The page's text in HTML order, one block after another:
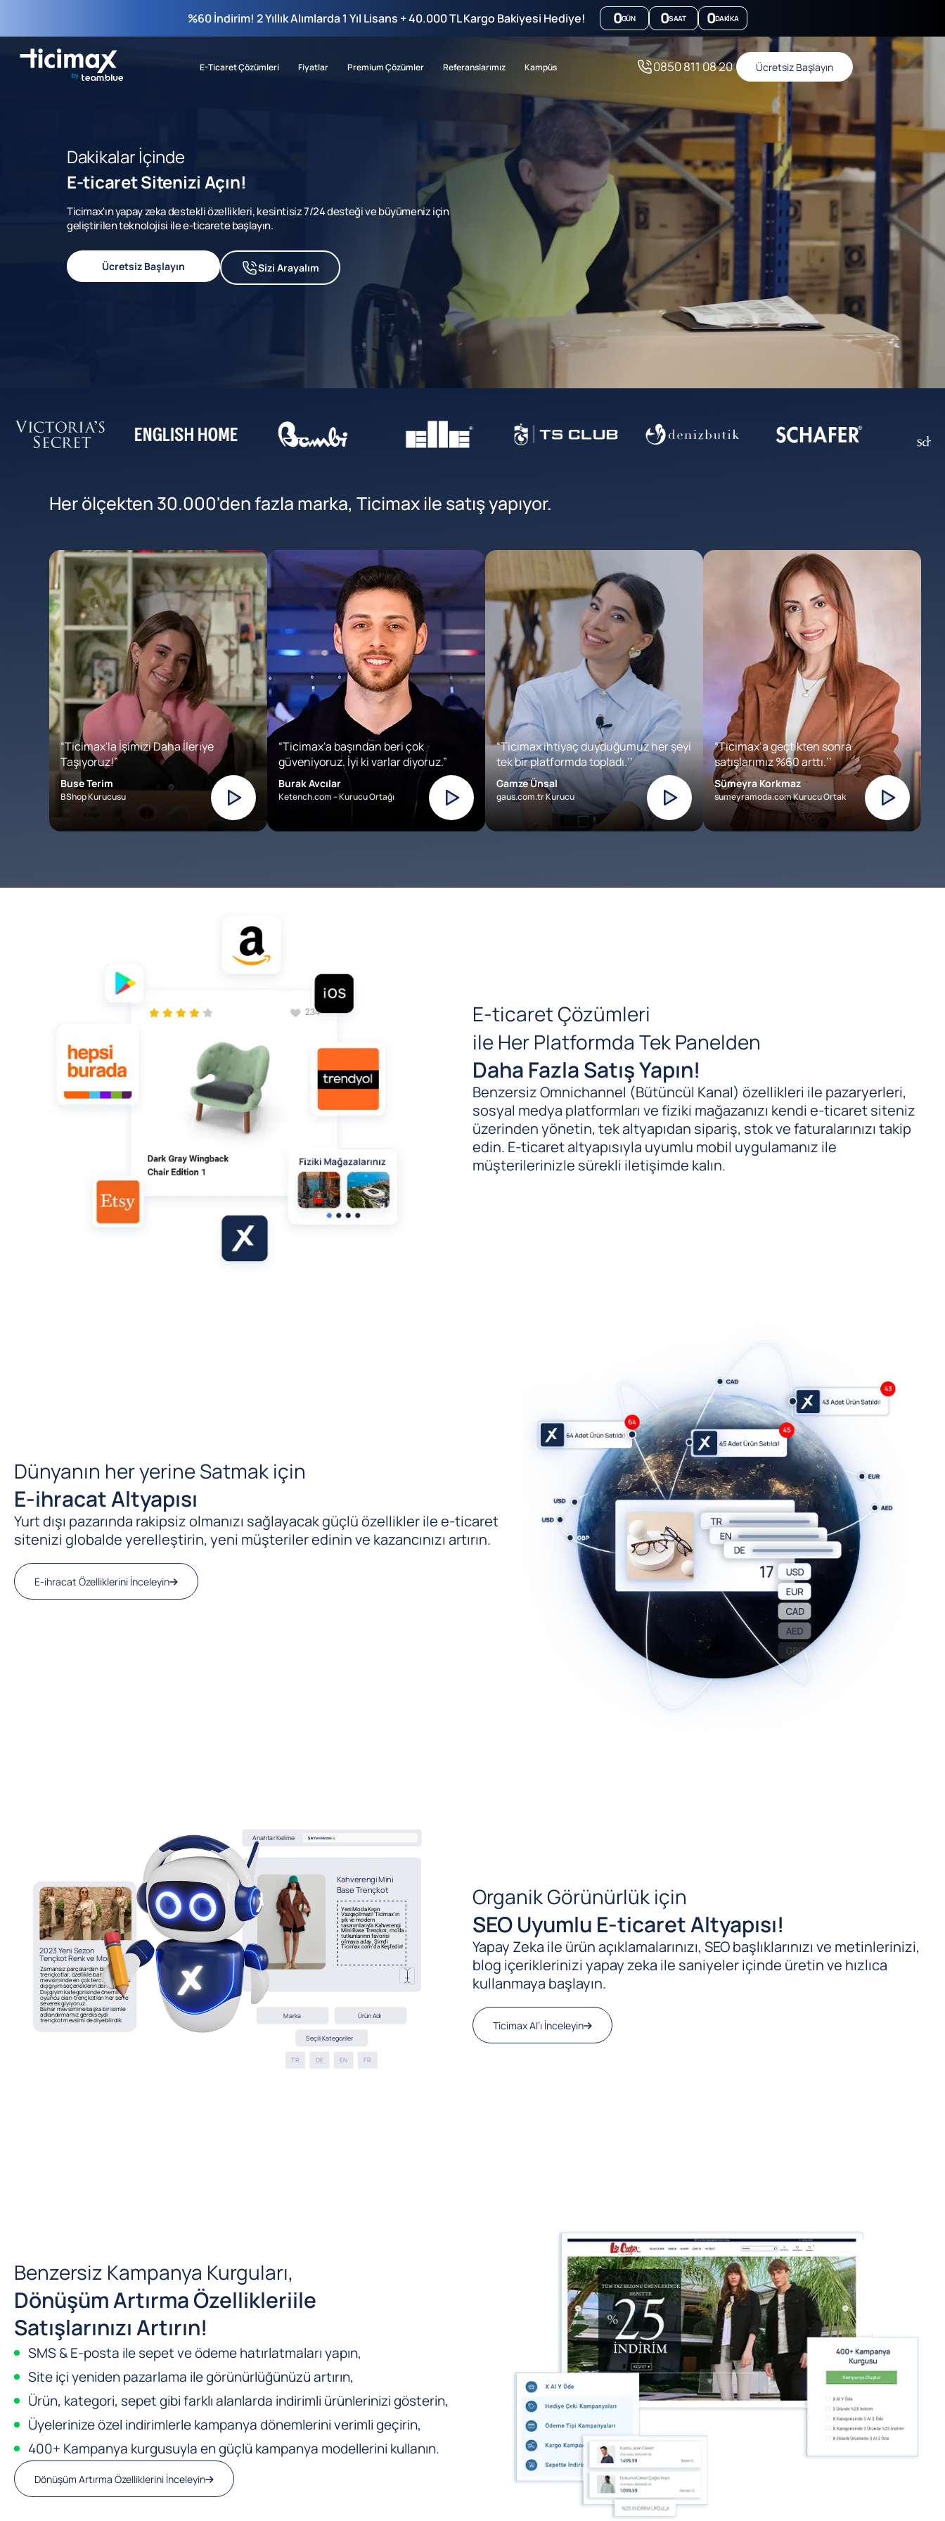
%60 İndirim! 2 Yıllık Alımlarda 1 Yıl Lisans + 40.000 TL Kargo Bakiyesi Hediye! 0GÜN 0SAAT 0DAKIKA
E-Ticaret Çözümleri Fiyatlar Premium Çözümler Referanslarımız Kampüs 0850 811 08 20 Ücretsiz Başlayın
Dakikalar İçinde
E-ticaret Sitenizi Açın!
Ticimax'ın yapay zeka destekli özellikleri, kesintisiz 7/24 desteği ve büyümeniz için
geliştirilen teknolojisi ile e-ticarete başlayın.
Ücretsiz Başlayın Sizi Arayalım
Her ölçekten 30.000'den fazla marka, Ticimax ile satış yapıyor.
“Ticimax'la İşimizi Daha İleriye
Taşıyoruz!”
Buse Terim
BShop Kurucusu
“Ticimax'a başından beri çok
güveniyoruz. İyi ki varlar diyoruz.”
Burak Avcılar
Ketench.com – Kurucu Ortağı
“Ticimax ihtiyaç duyduğumuz her şeyi
tek bir platformda topladı.’’
Gamze Ünsal
gaus.com.tr Kurucu
“Ticimax’a geçtikten sonra
satışlarımız %60 arttı.’’
Sümeyra Korkmaz
sumeyramoda.com Kurucu Ortak
E-ticaret Çözümleri
ile Her Platformda Tek Panelden
Daha Fazla Satış Yapın!
Benzersiz Omnichannel (Bütüncül Kanal) özellikleri ile pazaryerleri,
sosyal medya platformları ve fiziki mağazanızı kendi e-ticaret siteniz
üzerinden yönetin, tek altyapıdan sipariş, stok ve faturalarınızı takip
edin. E-ticaret altyapısıyla uyumlu mobil uygulamanız ile
müşterilerinizle sürekli iletişimde kalın.
Dünyanın her yerine Satmak için
E-ihracat Altyapısı
Yurt dışı pazarında rakipsiz olmanızı sağlayacak güçlü özellikler ile e-ticaret
sitenizi globalde yerelleştirin, yeni müşteriler edinin ve kazancınızı artırın.
E-ihracat Özelliklerini İnceleyin
Organik Görünürlük için
SEO Uyumlu E-ticaret Altyapısı!
Yapay Zeka ile ürün açıklamalarınızı, SEO başlıklarınızı ve metinlerinizi,
blog içeriklerinizi yapay zeka ile saniyeler içinde üretin ve hızlıca
kullanmaya başlayın.
Ticimax AI’ı İnceleyin
Benzersiz Kampanya Kurguları,
Dönüşüm Artırma Özellikleriile
Satışlarınızı Artırın!
SMS & E-posta ile sepet ve ödeme hatırlatmaları yapın,
Site içi yeniden pazarlama ile görünürlüğünüzü artırın,
Ürün, kategori, sepet gibi farklı alanlarda indirimli ürünlerinizi gösterin,
Üyelerinize özel indirimlerle kampanya dönemlerini verimli geçirin,
400+ Kampanya kurgusuyla en güçlü kampanya modellerini kullanın.
Dönüşüm Artırma Özelliklerini İnceleyin